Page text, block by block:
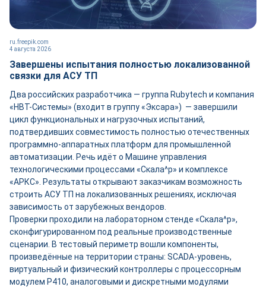
4 августа 2026
ru.freepik.com
Завершены испытания полностью локализованной
связки для АСУ ТП
Два российских разработчика — группа Rubytech и компания
«НВТ-Системы» (входит в группу «Эксара») — завершили
цикл функциональных и нагрузочных испытаний,
подтвердивших совместимость полностью отечественных
программно-аппаратных платформ для промышленной
автоматизации. Речь идёт о Машине управления
технологическими процессами «Скала^р» и комплексе
«АРКС». Результаты открывают заказчикам возможность
строить АСУ ТП на локализованных решениях, исключая
зависимость от зарубежных вендоров.
Проверки проходили на лабораторном стенде «Скала^р»,
сконфигурированном под реальные производственные
сценарии. В тестовый периметр вошли компоненты,
произведённые на территории страны: SCADA-уровень,
виртуальный и физический контроллеры с процессорным
модулем P410, аналоговыми и дискретными модулями